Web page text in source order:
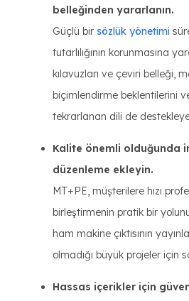
belleğinden yararlanın.
Güçlü bir sözlük yönetimi
tutarlılığının korunmasına
kılavuzları ve çeviri belleği,
biçimlendirme beklentilerini
tekrarlanan dili de
Kalite önemli olduğunda
düzenleme ekleyin.
MT+PE, müşterilere hızı
birleştirmenin pratik bir
ham makine çıktısının
olmadığı büyük projeler için
Hassas içerikler için